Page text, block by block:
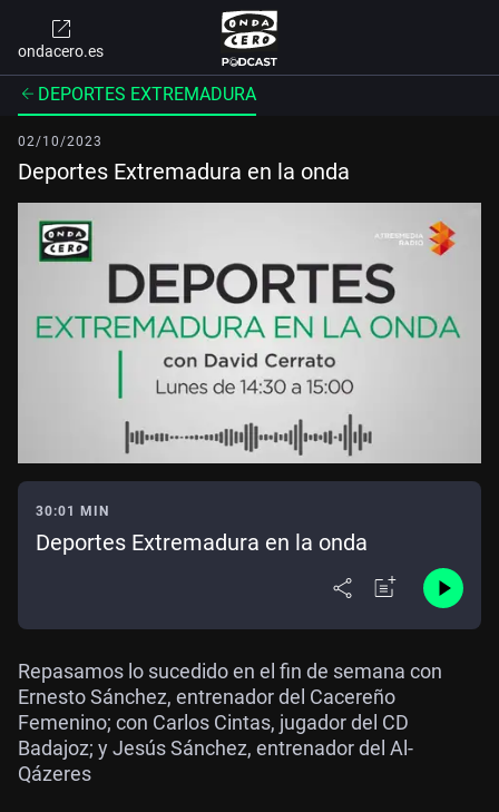
ondacero.es
DEPORTES EXTREMADURA
02/10/2023
Deportes Extremadura en la onda
30:01 MIN
Deportes Extremadura en la onda
Repasamos lo sucedido en el fin de semana con
Ernesto Sánchez, entrenador del Cacereño
Femenino; con Carlos Cintas, jugador del CD
Badajoz; y Jesús Sánchez, entrenador del Al-
Qázeres